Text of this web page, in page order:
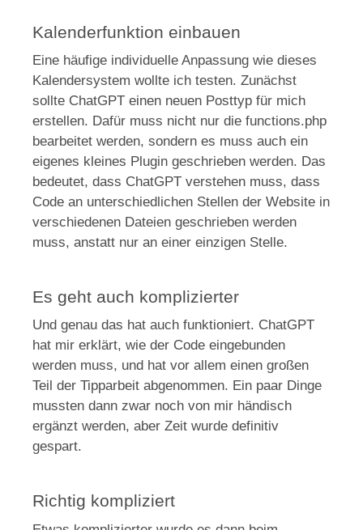
Kalenderfunktion einbauen
Eine häufige individuelle Anpassung wie dieses
Kalendersystem wollte ich testen. Zunächst
sollte ChatGPT einen neuen Posttyp für mich
erstellen. Dafür muss nicht nur die functions.php
bearbeitet werden, sondern es muss auch ein
eigenes kleines Plugin geschrieben werden. Das
bedeutet, dass ChatGPT verstehen muss, dass
Code an unterschiedlichen Stellen der Website in
verschiedenen Dateien geschrieben werden
muss, anstatt nur an einer einzigen Stelle.
Es geht auch komplizierter
Und genau das hat auch funktioniert. ChatGPT
hat mir erklärt, wie der Code eingebunden
werden muss, und hat vor allem einen großen
Teil der Tipparbeit abgenommen. Ein paar Dinge
mussten dann zwar noch von mir händisch
ergänzt werden, aber Zeit wurde definitiv
gespart.
Richtig kompliziert